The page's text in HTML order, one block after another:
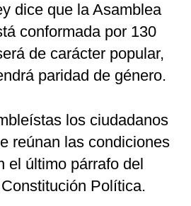
dice que la Asamblea
conformada por 130
de carácter popular,
paridad de género.
los ciudadanos
reúnan las condiciones
el último párrafo del
Política.